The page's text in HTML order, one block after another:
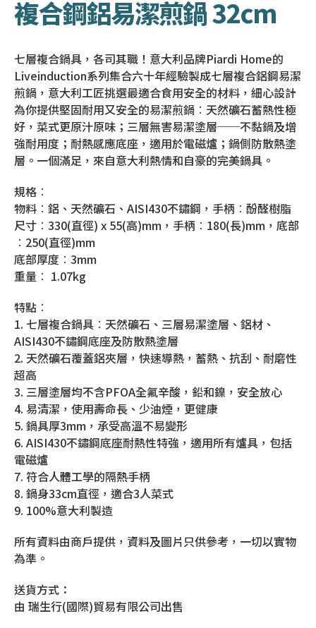
複合鋼鋁易潔煎鍋 32cm
七層複合鍋具，各司其職！意大利品牌Piardi Home的
Liveinduction系列集合六十年經驗製成七層複合鋁鋼易潔
煎鍋，意大利工匠挑選最適合食用安全的材料，細心設計
為你提供堅固耐用又安全的易潔煎鍋︰天然礦石蓄熱性極
好，菜式更原汁原味；三層無害易潔塗層──不黏鍋及增
強耐用度；耐熱感應底座，適用於電磁爐；鍋側防散熱塗
層。一個滿足，來自意大利熱情和自豪的完美鍋具。
規格︰
物料︰鋁、天然礦石、AISI430不鏽鋼，手柄︰酚醛樹脂
尺寸︰330(直徑) x 55(高)mm，手柄︰180(長)mm，底部
︰250(直徑)mm
底部厚度︰3mm
重量︰ 1.07kg
特點︰
1. 七層複合鍋具︰天然礦石、三層易潔塗層、鋁材、
AISI430不鏽鋼底座及防散熱塗層
2. 天然礦石覆蓋鋁夾層，快速導熱，蓄熱、抗刮、耐磨性
超高
3. 三層塗層均不含PFOA全氟辛酸，鉛和鎳，安全放心
4. 易清潔，使用壽命長、少油煙，更健康
5. 鍋具厚3mm，承受高溫不易變形
6. AISI430不鏽鋼底座耐熱性特強，適用所有爐具，包括
電磁爐
7. 符合人體工學的隔熱手柄
8. 鍋身33cm直徑，適合3人菜式
9. 100%意大利製造
所有資料由商戶提供，資料及圖片只供參考，一切以實物
為準。
送貨方式：
由 瑞生行(國際)貿易有限公司出售